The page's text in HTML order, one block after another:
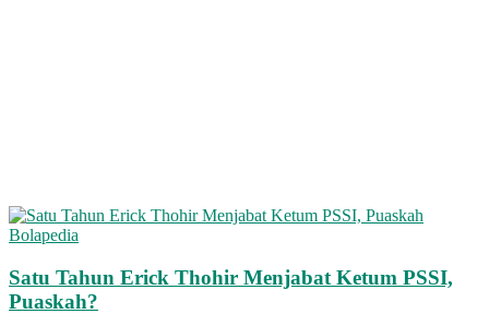
Bolapedia
Satu Tahun Erick Thohir Menjabat Ketum PSSI,
Puaskah?